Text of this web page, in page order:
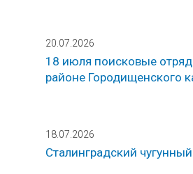
20.07.2026
18 июля поисковые
районе Городищенского
18.07.2026
Сталинградский